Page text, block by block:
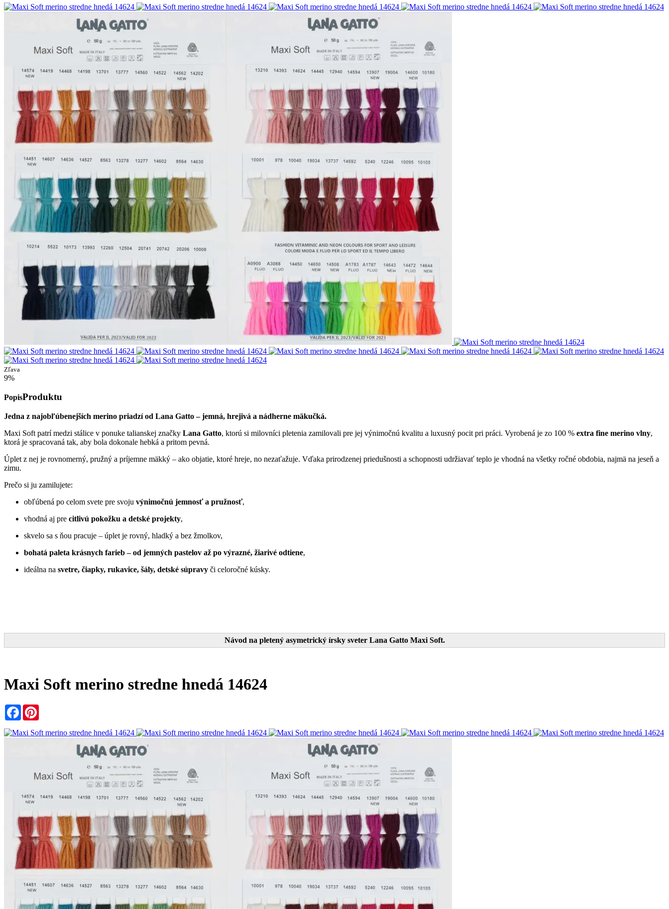
Zľava
9%
PopisProduktu
Jedna z najobľúbenejších merino priadzí od Lana Gatto – jemná, hrejivá a nádherne mäkučká.
Maxi Soft patrí medzi stálice v ponuke talianskej značky Lana Gatto, ktorú si milovníci pletenia zamilovali pre jej výnimočnú kvalitu a luxusný pocit pri práci. Vyrobená je zo 100 % extra fine merino vlny,
ktorá je spracovaná tak, aby bola dokonale hebká a pritom pevná.
Úplet z nej je rovnomerný, pružný a príjemne mäkký – ako objatie, ktoré hreje, no nezaťažuje. Vďaka prirodzenej priedušnosti a schopnosti udržiavať teplo je vhodná na všetky ročné obdobia, najmä na jeseň a
zimu.
Prečo si ju zamilujete:
obľúbená po celom svete pre svoju výnimočnú jemnosť a pružnosť,
vhodná aj pre citlivú pokožku a detské projekty,
skvelo sa s ňou pracuje – úplet je rovný, hladký a bez žmolkov,
bohatá paleta krásnych farieb – od jemných pastelov až po výrazné, žiarivé odtiene,
ideálna na svetre, čiapky, rukavice, šály, detské súpravy či celoročné kúsky.
Návod na pletený asymetrický írsky sveter Lana Gatto Maxi Soft.
Maxi Soft merino stredne hnedá 14624
Facebook